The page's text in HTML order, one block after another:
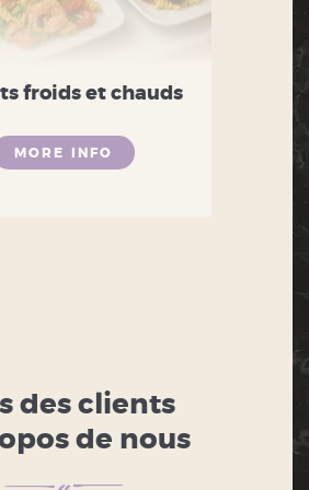
froids et chauds
MORE INFO
des clients
de nous